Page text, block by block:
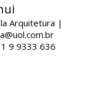
Arquitetura |
9 9333 636